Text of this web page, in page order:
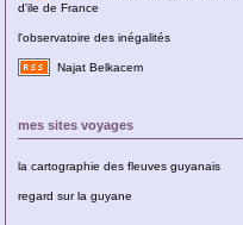
d'ile de France
l'observatoire des inégalités
Najat Belkacem
mes sites voyages
la cartographie des fleuves guyanais
regard sur la guyane